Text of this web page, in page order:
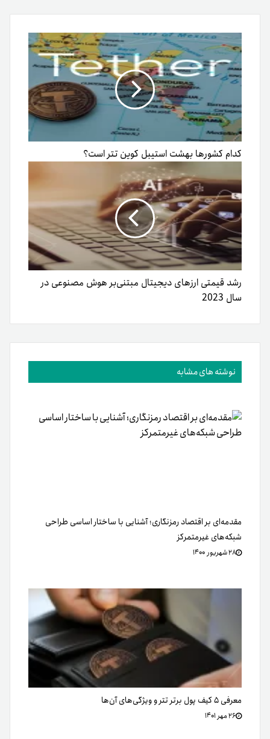
ایمیل
کدام کشورها بهشت استیبل‌ کوین تتر است؟
رشد قیمتی ارزهای دیجیتال مبتنی‌بر هوش مصنوعی در
سال 2023
نوشته های مشابه
مقدمه‌ای بر اقتصاد رمزنگاری؛ آشنایی با ساختار اساسی طراحی
شبکه‌های غیرمتمرکز
۲۸ شهریور ۱۴۰۰
معرفی ۵ کیف پول برتر تتر و ویژگی‌های آن‌ها
۲۶ مهر ۱۴۰۱